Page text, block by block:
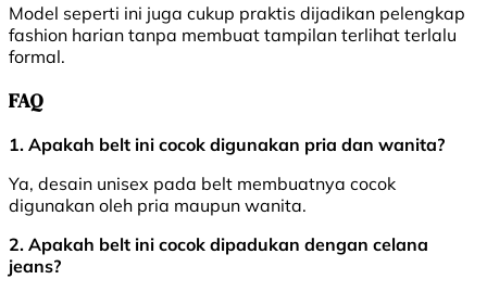
Model seperti ini juga cukup praktis dijadikan pelengkap
fashion harian tanpa membuat tampilan terlihat terlalu
formal.
FAQ
1. Apakah belt ini cocok digunakan pria dan wanita?
Ya, desain unisex pada belt membuatnya cocok
digunakan oleh pria maupun wanita.
2. Apakah belt ini cocok dipadukan dengan celana
jeans?